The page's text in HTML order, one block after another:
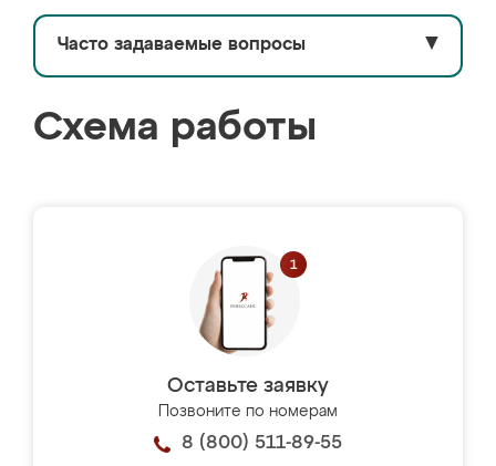
Часто задаваемые вопросы ▼
Схема работы
Оставьте заявку
Позвоните по номерам
8 (800) 511-89-55